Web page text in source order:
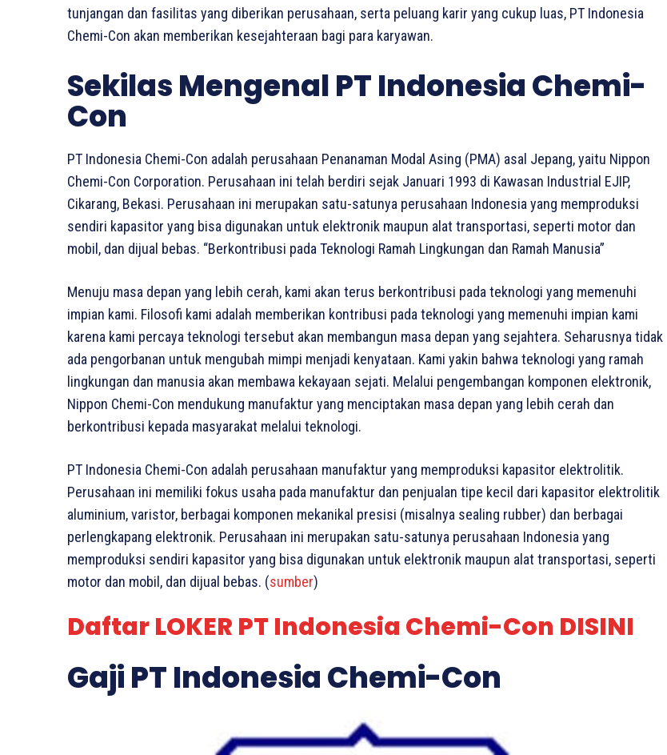
tunjangan dan fasilitas yang diberikan perusahaan, serta peluang karir yang cukup luas, PT Indonesia
Chemi-Con akan memberikan kesejahteraan bagi para karyawan.
Sekilas Mengenal PT Indonesia Chemi-
Con
PT Indonesia Chemi-Con adalah perusahaan Penanaman Modal Asing (PMA) asal Jepang, yaitu Nippon
Chemi-Con Corporation. Perusahaan ini telah berdiri sejak Januari 1993 di Kawasan Industrial EJIP,
Cikarang, Bekasi. Perusahaan ini merupakan satu-satunya perusahaan Indonesia yang memproduksi
sendiri kapasitor yang bisa digunakan untuk elektronik maupun alat transportasi, seperti motor dan
mobil, dan dijual bebas. “Berkontribusi pada Teknologi Ramah Lingkungan dan Ramah Manusia”
Menuju masa depan yang lebih cerah, kami akan terus berkontribusi pada teknologi yang memenuhi
impian kami. Filosofi kami adalah memberikan kontribusi pada teknologi yang memenuhi impian kami
karena kami percaya teknologi tersebut akan membangun masa depan yang sejahtera. Seharusnya tidak
ada pengorbanan untuk mengubah mimpi menjadi kenyataan. Kami yakin bahwa teknologi yang ramah
lingkungan dan manusia akan membawa kekayaan sejati. Melalui pengembangan komponen elektronik,
Nippon Chemi-Con mendukung manufaktur yang menciptakan masa depan yang lebih cerah dan
berkontribusi kepada masyarakat melalui teknologi.
PT Indonesia Chemi-Con adalah perusahaan manufaktur yang memproduksi kapasitor elektrolitik.
Perusahaan ini memiliki fokus usaha pada manufaktur dan penjualan tipe kecil dari kapasitor elektrolitik
aluminium, varistor, berbagai komponen mekanikal presisi (misalnya sealing rubber) dan berbagai
perlengkapang elektronik. Perusahaan ini merupakan satu-satunya perusahaan Indonesia yang
memproduksi sendiri kapasitor yang bisa digunakan untuk elektronik maupun alat transportasi, seperti
motor dan mobil, dan dijual bebas. (sumber)
Daftar LOKER PT Indonesia Chemi-Con DISINI
Gaji PT Indonesia Chemi-Con